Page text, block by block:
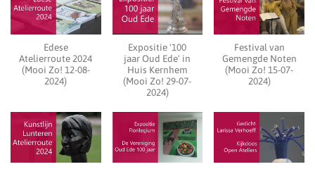
Edese
Atelierroute 2024
(Mooi Zo! 12-08-
2024)
Expositie '100
jaar Oud Ede' in
Huis Kernhem
(Mooi Zo! 29-07-
2024)
Festival van
Gemengde Noten
(Mooi Zo! 15-07-
2024)